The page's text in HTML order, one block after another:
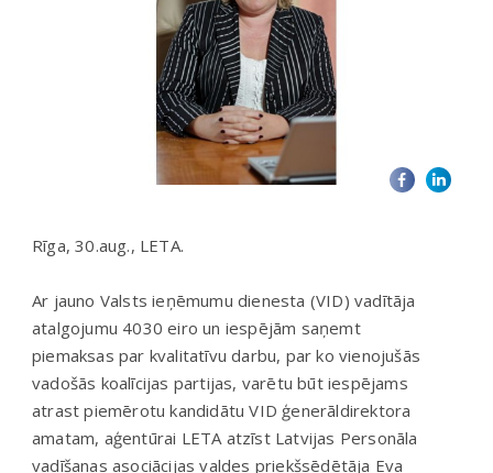
Rīga, 30.aug., LETA.
Ar jauno Valsts ieņēmumu dienesta (VID) vadītāja
atalgojumu 4030 eiro un iespējām saņemt
piemaksas par kvalitatīvu darbu, par ko vienojušās
vadošās koalīcijas partijas, varētu būt iespējams
atrast piemērotu kandidātu VID ģenerāldirektora
amatam, aģentūrai LETA atzīst Latvijas Personāla
vadīšanas asociācijas valdes priekšsēdētāja Eva